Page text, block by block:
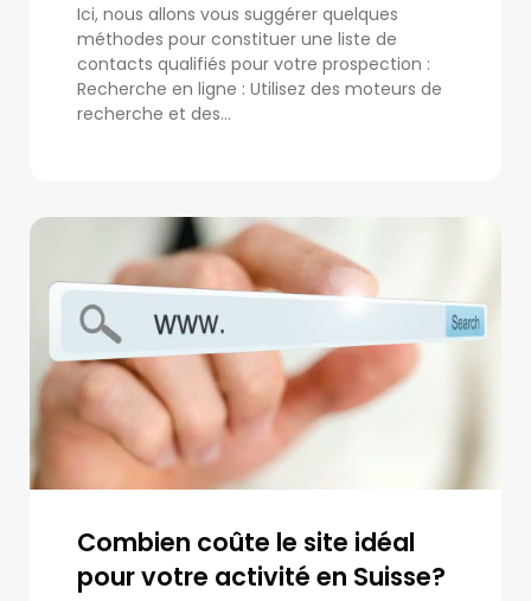
Ici, nous allons vous suggérer quelques
méthodes pour constituer une liste de
contacts qualifiés pour votre prospection :
Recherche en ligne : Utilisez des moteurs de
recherche et des...
Combien coûte le site idéal
pour votre activité en Suisse?